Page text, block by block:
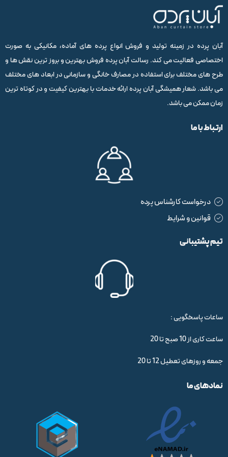
آبان پرده در زمینه تولید و فروش انواع پرده های آماده، مکانیکی به صورت
اختصاصی فعالیت می کند. رسالت آبان پرده فروش بهترین و بروز ترین نقش ها و
طرح های مختلف برای استفاده در مصارف خانگی و سازمانی در ابعاد های مختلف
می باشد. شعار همیشگی آبان پرده ارائه خدمات با بهترین کیفیت و در کوتاه ترین
زمان ممکن می باشد.
ارتباط با ما
درخواست کارشناس پرده
قوانین و شرایط
تیم پشتیبانی
ساعات پاسخگویی :
ساعت کاری از 10 صبح تا 20
جمعه و روزهای تعطیل 12 تا 20
نمادهای ما